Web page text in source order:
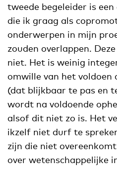
tweede begeleider is
die ik graag als
onderwerpen in mijn
zouden overlappen.
niet. Het is weinig
omwille van het voldoen
(dat blijkbaar te pas en
wordt na voldoende
alsof dit niet zo is. Het
ikzelf niet durf te
zijn die niet
over wetenschappelijke